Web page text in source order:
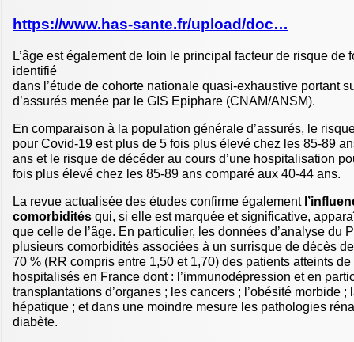
https://www.has-sante.fr/upload/doc…
L’âge est également de loin le principal facteur de risque de
identifié
dans l’étude de cohorte nationale quasi-exhaustive portant
d’assurés menée par le GIS Epiphare (CNAM/ANSM).
En comparaison à la population générale d’assurés, le
pour Covid-19 est plus de 5 fois plus élevé chez les 85-89
ans et le risque de décéder au cours d’une hospitalisation
fois plus élevé chez les 85-89 ans comparé aux 40-44 ans.
La revue actualisée des études confirme également
comorbidités qui, si elle est marquée et significative,
que celle de l’âge. En particulier, les données d’analyse du
plusieurs comorbidités associées à un surrisque de décès
70 % (RR compris entre 1,50 et 1,70) des patients atteints
hospitalisés en France dont : l’immunodépression et en
transplantations d’organes ; les cancers ; l’obésité morbide ;
hépatique ; et dans une moindre mesure les pathologies
diabète.